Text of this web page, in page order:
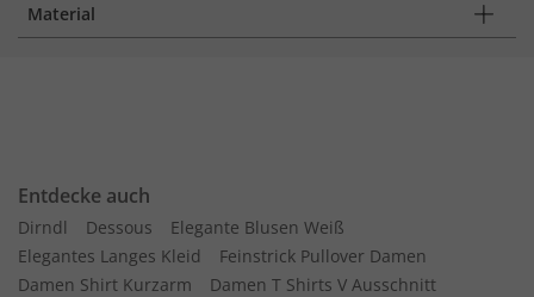
Material
Entdecke auch
Dirndl Dessous
Elegante Blusen Weiß
Elegantes Langes Kleid
Feinstrick Pullover Damen
Damen Shirt Kurzarm
Damen T Shirts V Ausschnitt